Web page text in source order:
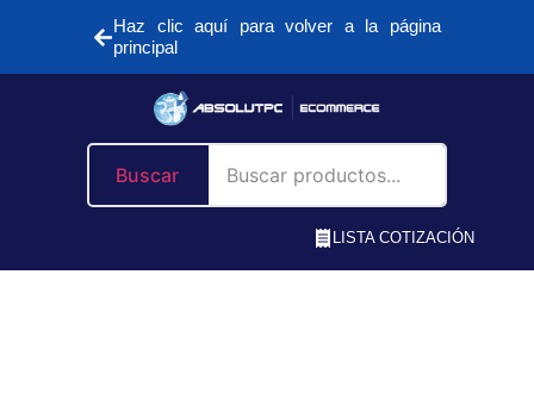
Haz clic aquí para volver a la página
principal
Buscar
LISTA COTIZACIÓN